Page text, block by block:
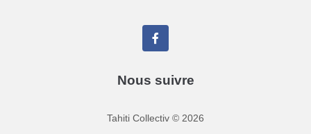
Nous suivre
Tahiti Collectiv © 2026